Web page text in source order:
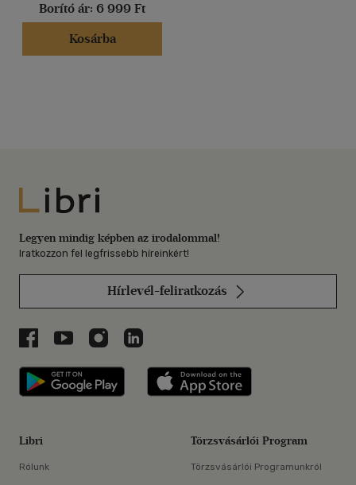
Borító ár: 6 999 Ft
Kosárba
Libri
Legyen mindig képben az irodalommal!
Iratkozzon fel legfrissebb híreinkért!
Hírlevél-feliratkozás
Libri a Facebookon
Libri a Youtube-on
Libri az Instagramon
Libri a LinkedInen
Libri applikáció Szerezd meg: Google
Libri
Rólunk
Törzsvásárlói Program
Törzsvásárlói Programunkról